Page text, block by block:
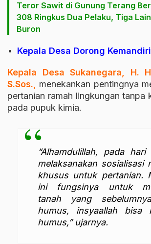
Teror Sawit di Gunung Terang
308 Ringkus Dua Pelaku, Tiga
Buron
Kepala Desa Dorong
Kepala Desa Sukanegara, H.
S.Sos., menekankan pentingnya
pertanian ramah lingkungan tanpa
pada pupuk kimia.
“Alhamdulillah, pada
melaksanakan sosialisasi
khusus untuk pertanian.
ini fungsinya untuk
tanah yang
humus, insyaallah bisa
humus,” ujarnya.